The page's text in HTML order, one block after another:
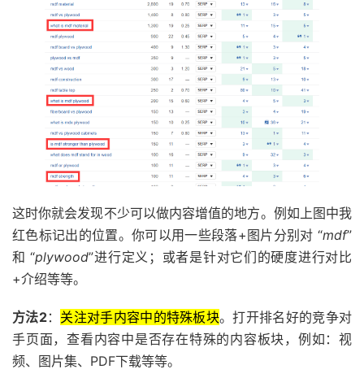
这时你就会发现不少可以做内容增值的地方。例如上图中我
红色标记出的位置。你可以用一些段落+图片分别对 “mdf”
和 “plywood”进行定义；或者是针对它们的硬度进行对比
+介绍等等。
方法2： 关注对手内容中的特殊板块。打开排名好的竞争对
手页面，查看内容中是否存在特殊的内容板块，例如：视
频、图片集、PDF下载等等。